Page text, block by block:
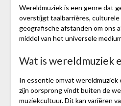
Wereldmuziek is een genre dat
overstijgt taalbarrières, culturele
geografische afstanden om ons
middel van het universele
Wat is wereldmuziek
In essentie omvat wereldmuziek
zijn oorsprong vindt buiten de
muziekcultuur. Dit kan variëren